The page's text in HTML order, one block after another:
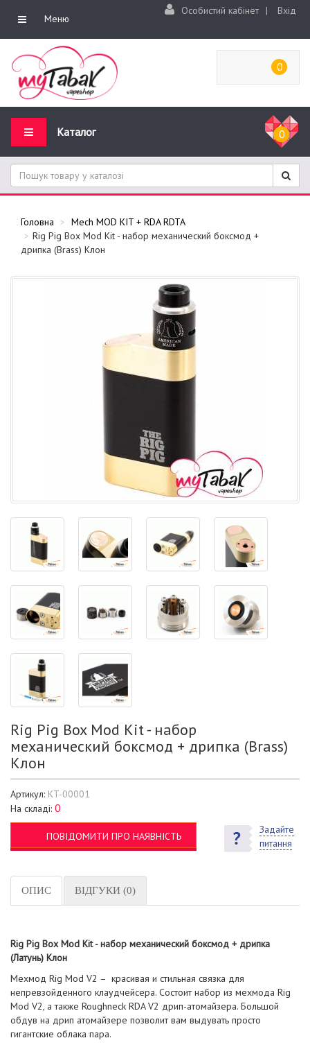
Меню
Особистий кабінет | Вхід
0
Каталог 0
Головна
Mech MOD KIT + RDA RDTA
Rig Pig Box Mod Kit - набор механический боксмод +
дрипка (Brass) Клон
Rig Pig Box Mod Kit - набор
механический боксмод + дрипка (Brass)
Клон
Артикул: KT-00001
На складі: 0
ПОВІДОМИТИ ПРО НАЯВНІСТЬ
Задайте
питання
ОПИС ВІДГУКИ (0)
Rig Pig Box Mod Kit - набор механический боксмод + дрипка
(Латунь) Клон
Мехмод Rig Mod V2 – красивая и стильная связка для
непревзойденного клаудчейсера. Состоит набор из мехмода Rig
Mod V2, а также Roughneck RDA V2 дрип-атомайзера. Большой
обдув на дрип атомайзере позволит вам выдувать просто
гигантские облака пара.